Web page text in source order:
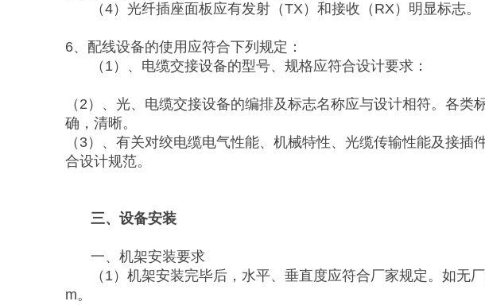
（4）光纤插座面板应有发射（TX）和接收（RX）明显标志。
6、配线设备的使用应符合下列规定：
（1）、电缆交接设备的型号、规格应符合设计要求：
（2）、光、电缆交接设备的编排及标志名称应与设计相符。各类
确，清晰。
（3）、有关对绞电缆电气性能、机械特性、光缆传输性能及接插
合设计规范。
三、设备安装
一、机架安装要求
（1）机架安装完毕后，水平、垂直度应符合厂家规定。如无
m。